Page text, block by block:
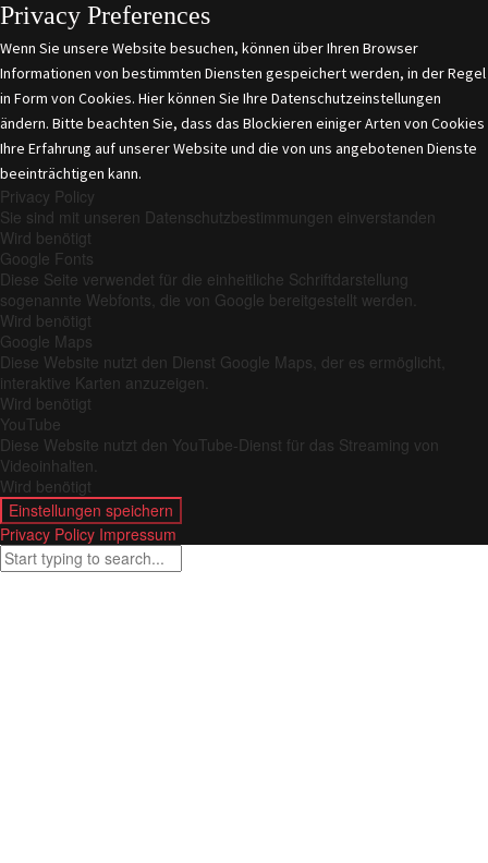
Privacy Preferences
Wenn Sie unsere Website besuchen, können über Ihren Browser
Informationen von bestimmten Diensten gespeichert werden, in der Regel
in Form von Cookies. Hier können Sie Ihre Datenschutzeinstellungen
ändern. Bitte beachten Sie, dass das Blockieren einiger Arten von Cookies
Ihre Erfahrung auf unserer Website und die von uns angebotenen Dienste
beeinträchtigen kann.
Privacy Policy
Sie sind mit unseren Datenschutzbestimmungen einverstanden
Wird benötigt
Google Fonts
Diese Seite verwendet für die einheitliche Schriftdarstellung
sogenannte Webfonts, die von Google bereitgestellt werden.
Wird benötigt
Google Maps
Diese Website nutzt den Dienst Google Maps, der es ermöglicht,
interaktive Karten anzuzeigen.
Wird benötigt
YouTube
Diese Website nutzt den YouTube-Dienst für das Streaming von
Videoinhalten.
Wird benötigt
Einstellungen speichern
Privacy Policy Impressum